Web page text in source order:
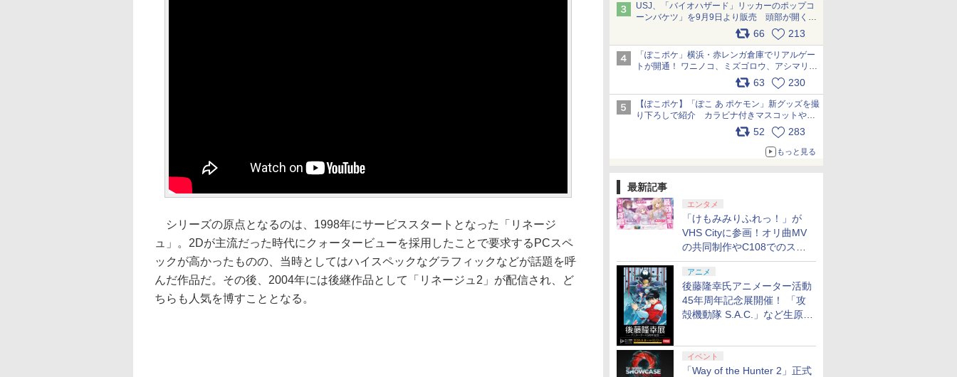
USJ、「バイオハザード」リッカーのポップコ
ーンバケツ」を9月9日より販売 頭部が開く仕
組み。味は恐怖を堪のう「味噌フレーバー」
66 213
「ぽこポケ」横浜・赤レンガ倉庫でリアルゲー
トが開通！ ワニノコ、ミズゴロウ、アシマリ登
場シーンをレポート pic.x.com/LDgEByVl6D
63 230
【ぽこポケ】「ぽこ あ ポケモン」新グッズを撮
り下ろしで紹介 カラビナ付きマスコットやス
52 283
もっと見る
最新記事
エンタメ
「けもみみりふれっ！」が
VHS Cityに参画！オリ曲MV
の共同制作やC108でのスペ
シャルコラボ広告を掲出
アニメ
後藤隆幸氏アニメーター活動
45年周年記念展開催！ 「攻
殻機動隊 S.A.C.」など生原
イベント
「Way of the Hunter 2」正式
シリーズの原点となるのは、1998年にサービススタートとなった「リネージ
ュ」。2Dが主流だった時代にクォータービューを採用したことで要求するPCスペ
ックが高かったものの、当時としてはハイスペックなグラフィックなどが話題を呼
んだ作品だ。その後、2004年には後継作品として「リネージュ2」が配信され、ど
ちらも人気を博すこととなる。